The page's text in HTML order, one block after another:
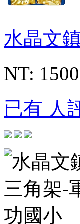
水晶文
NT:
已有 人